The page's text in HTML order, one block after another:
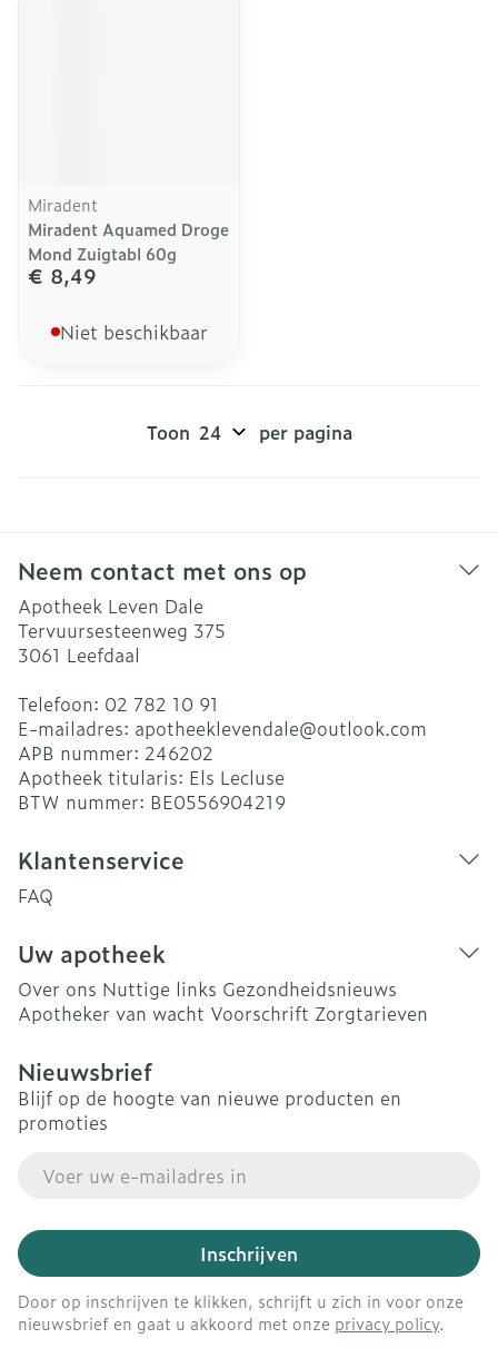
Miradent
Miradent Aquamed Droge
Mond Zuigtabl 60g
€ 8,49
Niet beschikbaar
Toon per pagina
Neem contact met ons op
Apotheek Leven Dale
Tervuursesteenweg 375
3061 Leefdaal
Telefoon: 02 782 10 91
E-mailadres: apotheeklevendale@outlook.com
APB nummer: 246202
Apotheek titularis: Els Lecluse
BTW nummer: BE0556904219
Klantenservice
FAQ
Uw apotheek
Over ons Nuttige links Gezondheidsnieuws
Apotheker van wacht Voorschrift Zorgtarieven
Nieuwsbrief
Blijf op de hoogte van nieuwe producten en
promoties
Inschrijven
Door op inschrijven te klikken, schrijft u zich in voor onze
nieuwsbrief en gaat u akkoord met onze privacy policy.